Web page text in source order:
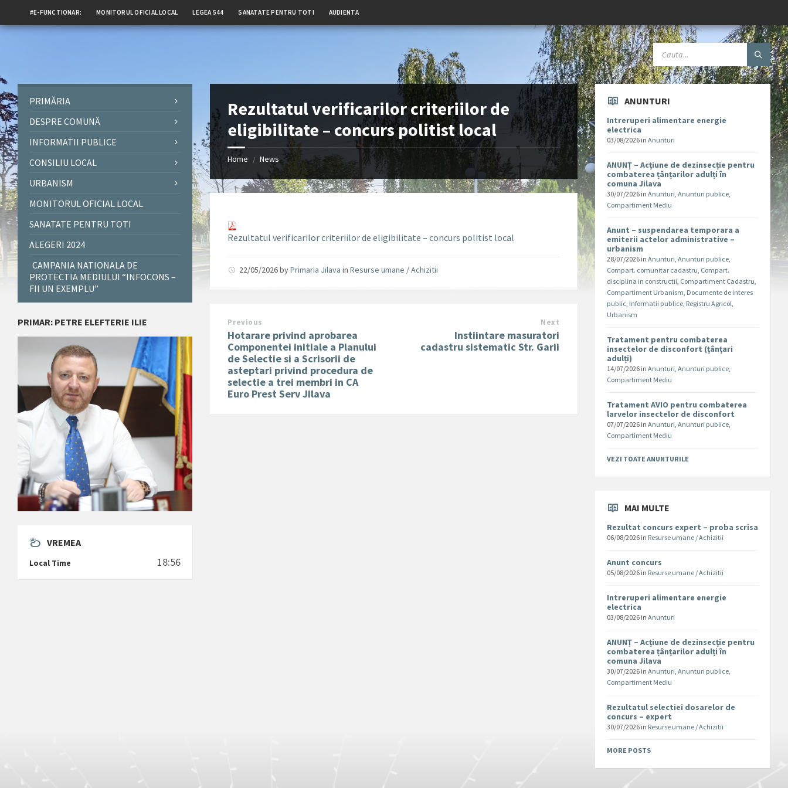
#E-FUNCTIONAR: MONITORUL OFICIAL LOCAL LEGEA 544 SANATATE PENTRU TOTI AUDIENTA
Rezultatul verificarilor criteriilor de
eligibilitate – concurs politist local
Home / News
Rezultatul verificarilor criteriilor de eligibilitate – concurs politist local
22/05/2026byPrimaria Jilava inResurse umane / Achizitii
Previous
Hotarare privind aprobarea
Componentei initiale a Planului
de Selectie si a Scrisorii de
asteptari privind procedura de
selectie a trei membri in CA
Euro Prest Serv Jilava
Next
Instiintare masuratori
cadastru sistematic Str. Garii
PRIMĂRIA
DESPRE COMUNĂ
INFORMATII PUBLICE
CONSILIU LOCAL
URBANISM
MONITORUL OFICIAL LOCAL
SANATATE PENTRU TOTI
ALEGERI 2024
CAMPANIA NATIONALA DE
PROTECTIA MEDIULUI “INFOCONS –
FII UN EXEMPLU”
PRIMAR: PETRE ELEFTERIE ILIE
VREMEA
Local Time 18:56
ANUNTURI
Intreruperi alimentare energie
electrica
03/08/2026 inAnunturi
ANUNȚ – Acțiune de dezinsecție pentru
combaterea țânțarilor adulți în
comuna Jilava
30/07/2026 inAnunturi,Anunturi publice,
Compartiment Mediu
Anunt – suspendarea temporara a
emiterii actelor administrative –
urbanism
28/07/2026 inAnunturi,Anunturi publice,
Compart. comunitar cadastru, Compart.
disciplina in constructii, Compartiment Cadastru,
Compartiment Urbanism, Documente de interes
public, Informatii publice, Registru Agricol,
Urbanism
Tratament pentru combaterea
insectelor de disconfort (țânțari
adulți)
14/07/2026 inAnunturi,Anunturi publice,
Compartiment Mediu
Tratament AVIO pentru combaterea
larvelor insectelor de disconfort
07/07/2026 inAnunturi,Anunturi publice,
Compartiment Mediu
VEZI TOATE ANUNTURILE
MAI MULTE
Rezultat concurs expert – proba scrisa
06/08/2026 in Resurse umane / Achizitii
Anunt concurs
05/08/2026 in Resurse umane / Achizitii
Intreruperi alimentare energie
electrica
03/08/2026 inAnunturi
ANUNȚ – Acțiune de dezinsecție pentru
combaterea țânțarilor adulți în
comuna Jilava
30/07/2026 inAnunturi,Anunturi publice,
Compartiment Mediu
Rezultatul selectiei dosarelor de
concurs – expert
30/07/2026 in Resurse umane / Achizitii
MORE POSTS